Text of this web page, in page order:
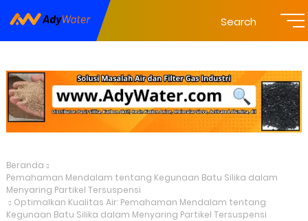
Search
Beranda
Pemahaman Mendalam tentang Kegunaan Batu Silika dalam
Menyaring Partikel Tersuspensi
Optimalkan Kualitas Air: Pemahaman Mendalam tentang
Kegunaan Batu Silika dalam Menyaring Partikel Tersuspensi